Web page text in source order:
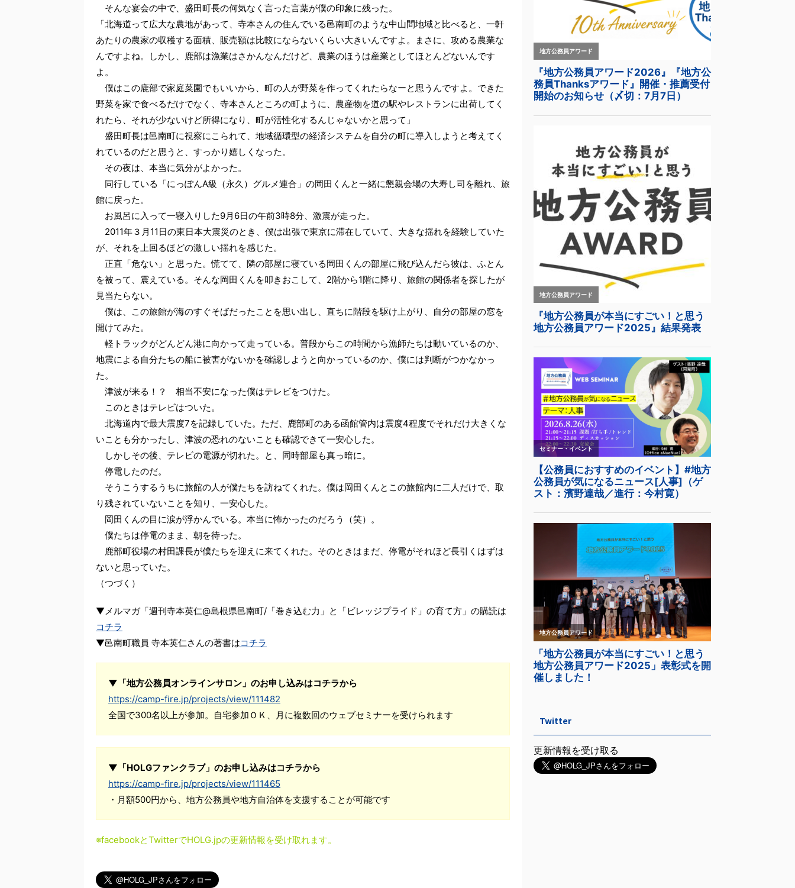
そんな宴会の中で、盛田町長の何気なく言った言葉が僕の印象に残った。
「北海道って広大な農地があって、寺本さんの住んでいる邑南町のような中山間地域と比べると、一軒
あたりの農家の収穫する面積、販売額は比較にならないくらい大きいんですよ。まさに、攻める農業な
んですよね。しかし、鹿部は漁業はさかんなんだけど、農業のほうは産業としてほとんどないんです
よ。
僕はこの鹿部で家庭菜園でもいいから、町の人が野菜を作ってくれたらなーと思うんですよ。できた
野菜を家で食べるだけでなく、寺本さんところの町ように、農産物を道の駅やレストランに出荷してく
れたら、それが少ないけど所得になり、町が活性化するんじゃないかと思って」
盛田町長は邑南町に視察にこられて、地域循環型の経済システムを自分の町に導入しようと考えてく
れているのだと思うと、すっかり嬉しくなった。
その夜は、本当に気分がよかった。
同行している「にっぽんA級（永久）グルメ連合」の岡田くんと一緒に懇親会場の大寿し司を離れ、旅
館に戻った。
お風呂に入って一寝入りした9月6日の午前3時8分、激震が走った。
2011年３月11日の東日本大震災のとき、僕は出張で東京に滞在していて、大きな揺れを経験していた
が、それを上回るほどの激しい揺れを感じた。
正直「危ない」と思った。慌てて、隣の部屋に寝ている岡田くんの部屋に飛び込んだら彼は、ふとん
を被って、震えている。そんな岡田くんを叩きおこして、2階から1階に降り、旅館の関係者を探したが
見当たらない。
僕は、この旅館が海のすぐそばだったことを思い出し、直ちに階段を駆け上がり、自分の部屋の窓を
開けてみた。
軽トラックがどんどん港に向かって走っている。普段からこの時間から漁師たちは動いているのか、
地震による自分たちの船に被害がないかを確認しようと向かっているのか、僕には判断がつかなかっ
た。
津波が来る！？ 相当不安になった僕はテレビをつけた。
このときはテレビはついた。
北海道内で最大震度7を記録していた。ただ、鹿部町のある函館管内は震度4程度でそれだけ大きくな
いことも分かったし、津波の恐れのないことも確認できて一安心した。
しかしその後、テレビの電源が切れた。と、同時部屋も真っ暗に。
停電したのだ。
そうこうするうちに旅館の人が僕たちを訪ねてくれた。僕は岡田くんとこの旅館内に二人だけで、取
り残されていないことを知り、一安心した。
岡田くんの目に涙が浮かんでいる。本当に怖かったのだろう（笑）。
僕たちは停電のまま、朝を待った。
鹿部町役場の村田課長が僕たちを迎えに来てくれた。そのときはまだ、停電がそれほど長引くはずは
ないと思っていた。
（つづく）
▼メルマガ「週刊寺本英仁@島根県邑南町/「巻き込む力」と「ビレッジプライド」の育て方」の購読は
コチラ
▼邑南町職員 寺本英仁さんの著書はコチラ
▼「地方公務員オンラインサロン」のお申し込みはコチラから
https://camp-fire.jp/projects/view/111482
全国で300名以上が参加。自宅参加ＯＫ、月に複数回のウェブセミナーを受けられます
▼「HOLGファンクラブ」のお申し込みはコチラから
https://camp-fire.jp/projects/view/111465
・月額500円から、地方公務員や地方自治体を支援することが可能です
※facebookとTwitterでHOLG.jpの更新情報を受け取れます。
Twitter
更新情報を受け取る